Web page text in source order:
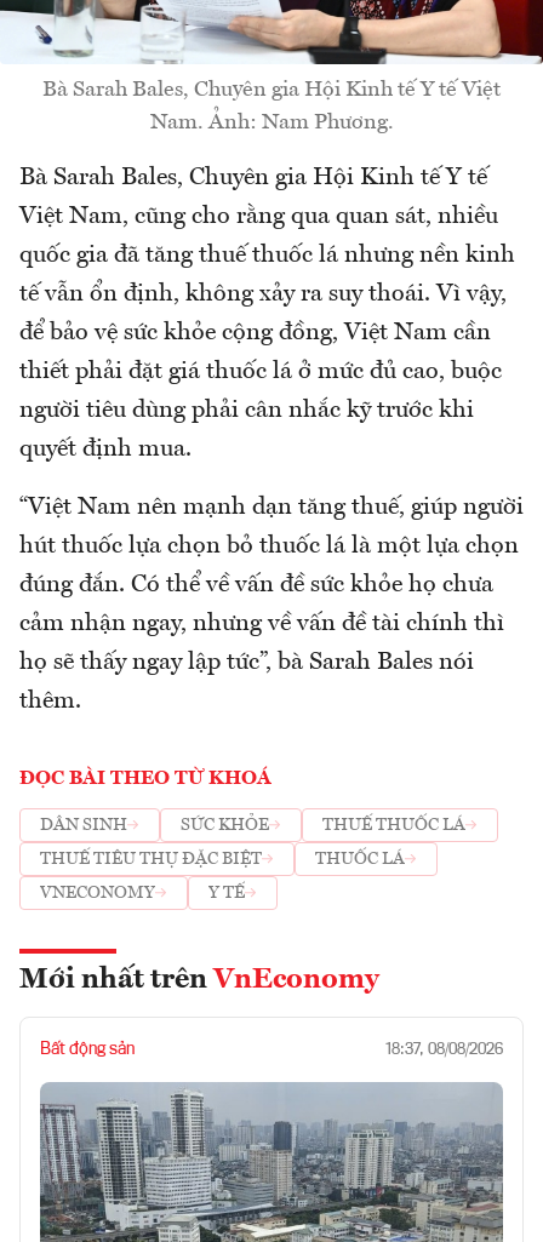
Bà Sarah Bales, Chuyên gia Hội Kinh tế Y tế Việt
Nam. Ảnh: Nam Phương.
Bà Sarah Bales, Chuyên gia Hội Kinh tế Y tế
Việt Nam, cũng cho rằng qua quan sát, nhiều
quốc gia đã tăng thuế thuốc lá nhưng nền kinh
tế vẫn ổn định, không xảy ra suy thoái. Vì vậy,
để bảo vệ sức khỏe cộng đồng, Việt Nam cần
thiết phải đặt giá thuốc lá ở mức đủ cao, buộc
người tiêu dùng phải cân nhắc kỹ trước khi
quyết định mua.
“Việt Nam nên mạnh dạn tăng thuế, giúp người
hút thuốc lựa chọn bỏ thuốc lá là một lựa chọn
đúng đắn. Có thể về vấn đề sức khỏe họ chưa
cảm nhận ngay, nhưng về vấn đề tài chính thì
họ sẽ thấy ngay lập tức”, bà Sarah Bales nói
thêm.
ĐỌC BÀI THEO TỪ KHOÁ
DÂN SINH SỨC KHỎE
THUẾ THUỐC LÁ
THUẾ TIÊU THỤ ĐẶC BIỆT
THUỐC LÁ
VNECONOMY
Y TẾ
Mới nhất trên VnEconomy
Bất động sản 18:37, 08/08/2026